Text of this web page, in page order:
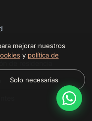
extranjería
de residencia
mejorar nuestros
y política de
Solo necesarias